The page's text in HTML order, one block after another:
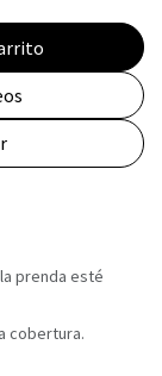
prenda esté
cobertura.